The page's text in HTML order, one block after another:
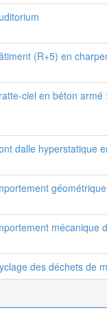
(R+5) en
ciel en béton
dalle hyperstatique
mécanique
des déchets de